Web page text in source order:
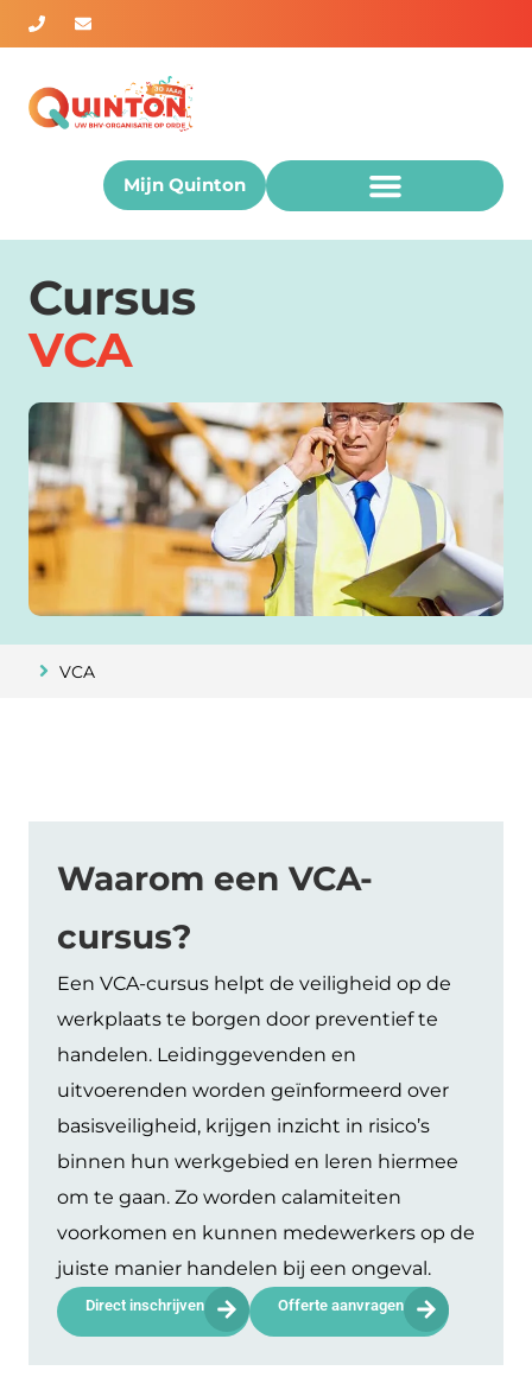
Mijn Quinton
VCA
Cursus
VCA
Waarom een VCA-
cursus?
Een VCA-cursus helpt de veiligheid op de
werkplaats te borgen door preventief te
handelen. Leidinggevenden en
uitvoerenden worden geïnformeerd over
basisveiligheid, krijgen inzicht in risico’s
binnen hun werkgebied en leren hiermee
om te gaan. Zo worden calamiteiten
voorkomen en kunnen medewerkers op de
juiste manier handelen bij een ongeval.
Direct inschrijven Offerte aanvragen